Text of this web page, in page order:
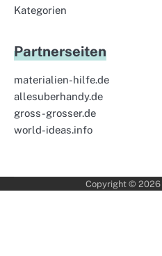
Kategorien
Partnerseiten
materialien-hilfe.de
allesuberhandy.de
gross-grosser.de
world-ideas.info
Copyright © 2026